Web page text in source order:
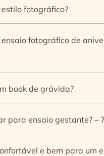
fotográfico?
ensaio fotográfico de
book de grávida?
para ensaio gestante? –
e bem para um